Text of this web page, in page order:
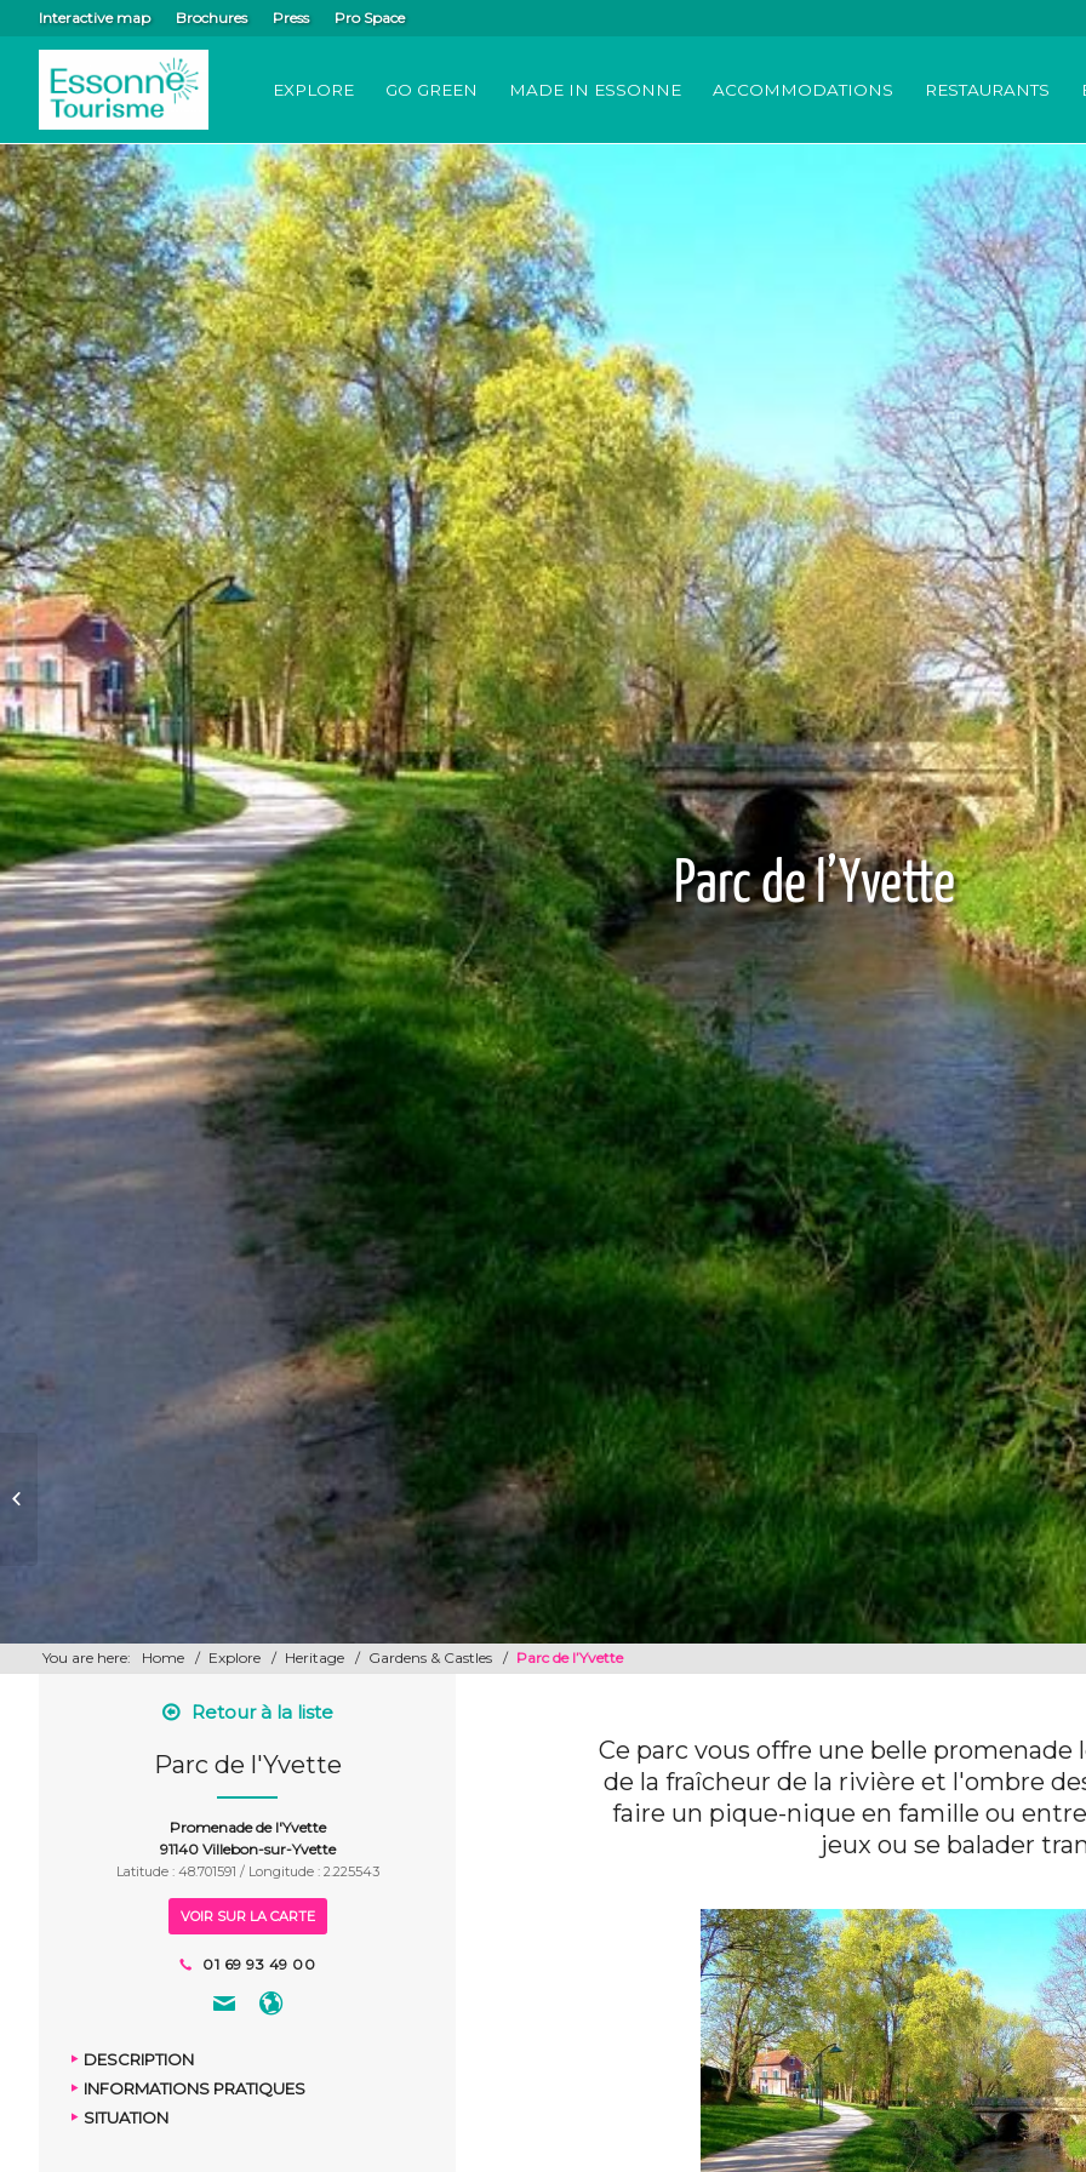
Interactive map Brochures Press Pro Space
EXPLORE GO GREEN MADE IN ESSONNE ACCOMMODATIONS RESTAURANTS
Parc de l’Yvette
You are here: Home / Explore / Heritage / Gardens & Castles / Parc de l’Yvette
Retour à la liste
Parc de l'Yvette
Promenade de l'Yvette
91140 Villebon-sur-Yvette
Latitude : 48.701591 / Longitude : 2.225543
VOIR SUR LA CARTE
01 69 93 49 00
DESCRIPTION
INFORMATIONS PRATIQUES
SITUATION
Ce parc vous offre une belle
de la fraîcheur de la rivière et l'ombre
faire un pique-nique en famille ou
jeux ou se balader